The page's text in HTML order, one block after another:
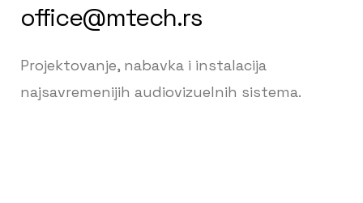
office@mtech.rs
Projektovanje, nabavka i instalacija
najsavremenijih audiovizuelnih sistema.